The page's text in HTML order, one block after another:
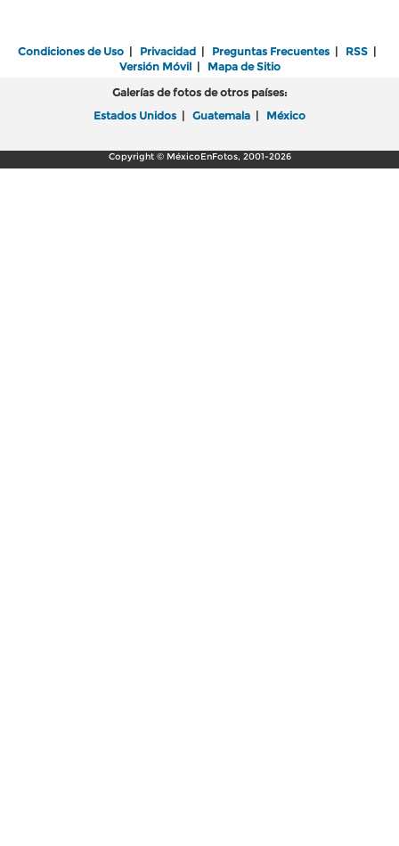
Condiciones de Uso | Privacidad | Preguntas Frecuentes | RSS |
Versión Móvil| Mapa de Sitio
Galerías de fotos de otros países:
Estados Unidos | Guatemala | México
Copyright © MéxicoEnFotos, 2001-2026